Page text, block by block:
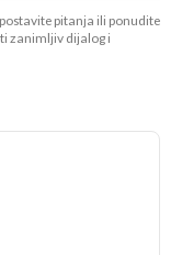
pitanja ili ponudite
zanimljiv dijalog i